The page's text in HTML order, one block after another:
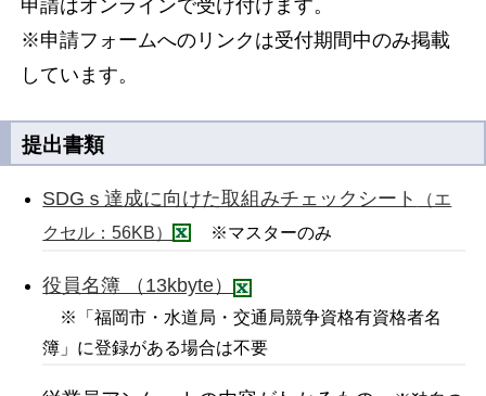
申請はオンラインで受け付けます。
※申請フォームへのリンクは受付期間中のみ掲載
しています。
提出書類
SDGｓ達成に向けた取組みチェックシート
（エ
クセル：56KB）
※マスターのみ
役員名簿 （13kbyte）
※「福岡市・水道局・交通局競争資格有資格者名
簿」に登録がある場合は不要